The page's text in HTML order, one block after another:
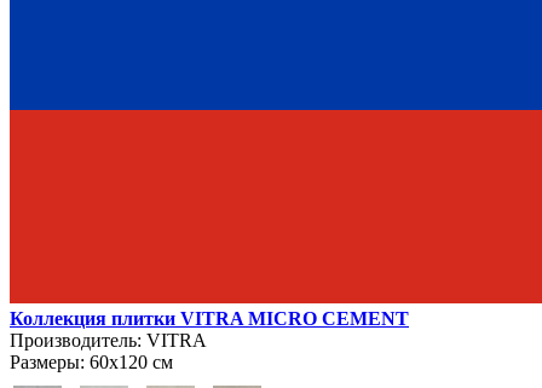
Коллекция плитки VITRA MICRO CEMENT
Производитель: VITRA
Размеры: 60х120 см